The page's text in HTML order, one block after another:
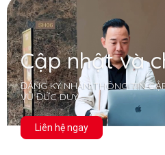
Cập nhật và
ĐĂNG KÝ NHẬN THÔNG TIN
VŨ ĐỨC DUY
Liên hệ ngay